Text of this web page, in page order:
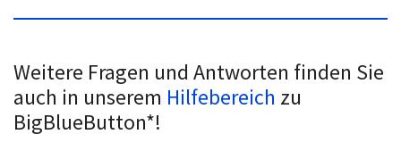
Weitere Fragen und Antworten finden Sie
auch in unserem Hilfebereich zu
BigBlueButton*!